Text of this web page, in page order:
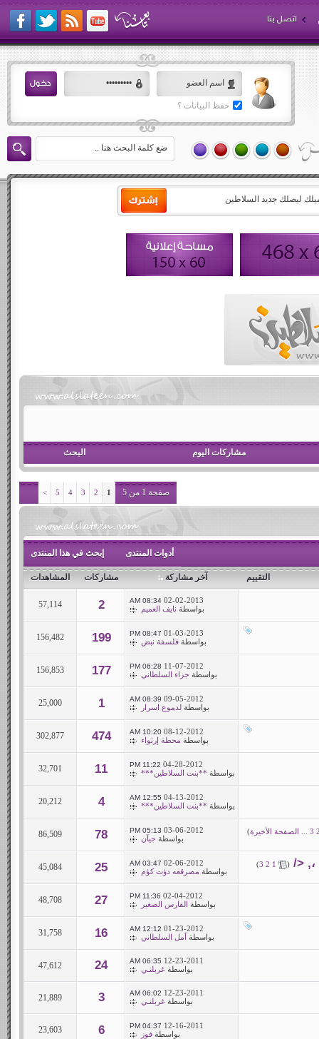
اتصل بنا
حفظ البيانات ؟
مشاركات اليوم البحث
صفحة 1 من 5 1
2
3
4
5
>
أدوات المنتدى إبحث في هذا المنتدى
التقييم آخر مشاركة مشاركات المشاهدات
02-02-2013
08:34 AM
بواسطة نايف العميم 2
57,114
01-03-2013
08:47 PM
بواسطة فلسفة نبض 199
156,482
11-07-2012
06:28 PM
بواسطة جزاء السلطاني 177
156,853
09-05-2012
08:39 AM
بواسطة لدموع اسرار 1
25,000
08-12-2012
10:20 AM
بواسطة محطة إرتواء 474
302,877
04-28-2012
11:22 PM
بواسطة **بنت السلاطين*** 11
32,701
04-13-2012
12:55 AM
بواسطة **بنت السلاطين*** 4
20,212
3
... الصفحة الأخيرة)
03-06-2012
05:13 PM
بواسطة جيآن 78
86,509
،, </ (
1
2
3
)
02-06-2012
03:47 AM
بواسطة مصرقعه دؤت كؤم 25
45,084
02-04-2012
11:36 PM
بواسطة الفارس الصغير 27
48,708
01-23-2012
12:12 AM
بواسطة أمل السلطاني 16
31,758
12-23-2011
06:35 AM
بواسطة غربلنـي 24
47,612
12-23-2011
06:02 AM
بواسطة غربلنـي 3
21,889
12-16-2011
04:37 PM
بواسطة فوز 6
23,603